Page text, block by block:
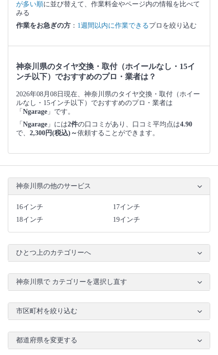
が多い順に並び替えて、作業料金やページ内の情報を比べて
みる
作業をお急ぎの方 ： 1週間以内に作業できるプロを絞り込む
神奈川県のタイヤ交換・取付（ホイールなし・15イ
ンチ以下）でおすすめのプロ・業者は？
2026年08月08日現在、神奈川県のタイヤ交換・取付（ホイー
ルなし・15インチ以下）でおすすめのプロ・業者は
「 Ngarage 」です。
「 Ngarage 」には2件の口コミがあり、口コミ平均点は4.90
で、 2,300円(税込)～依頼することができます。
神奈川県の他のサービス
16インチ
17インチ
18インチ
19インチ
ひとつ上のカテゴリーへ
神奈川県で カテゴリーを選択し直す
市区町村を絞り込む
都道府県を変更する